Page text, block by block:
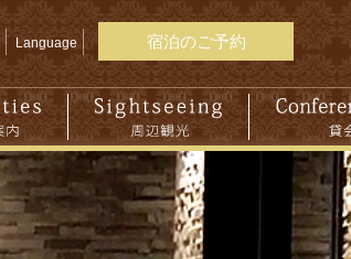
Language 宿泊のご予約